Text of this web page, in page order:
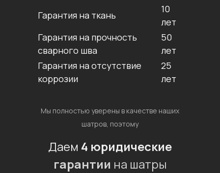
Гарантия на ткань
10
лет
Гарантия на прочность
сварного шва
50
лет
Гарантия на отсутствие
коррозии
25
лет
Мы полностью уверены в качестве наших
шатров, поэтому
Даем 4 юридические
гарантии на шатры